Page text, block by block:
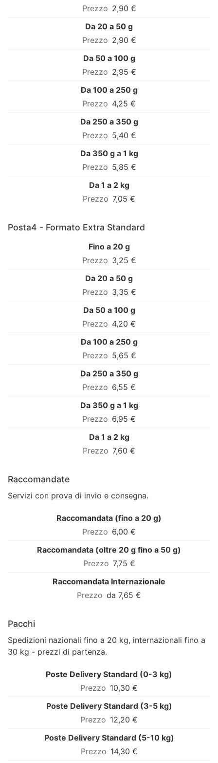
2,90 €
Da 20 a 50 g
2,90 €
Da 50 a 100 g
2,95 €
Da 100 a 250 g
4,25 €
Da 250 a 350 g
5,40 €
Da 350 g a 1 kg
5,85 €
Da 1 a 2 kg
7,05 €
Posta4 - Formato Extra Standard
Fino a 20 g
3,25 €
Da 20 a 50 g
3,35 €
Da 50 a 100 g
4,20 €
Da 100 a 250 g
5,65 €
Da 250 a 350 g
6,55 €
Da 350 g a 1 kg
6,95 €
Da 1 a 2 kg
7,60 €
Raccomandate
Servizi con prova di invio e consegna.
Raccomandata (fino a 20 g)
6,00 €
Raccomandata (oltre 20 g fino a 50 g)
7,75 €
Raccomandata Internazionale
da 7,65 €
Pacchi
Spedizioni nazionali fino a 20 kg, internazionali fino a
30 kg - prezzi di partenza.
Poste Delivery Standard (0-3 kg)
10,30 €
Poste Delivery Standard (3-5 kg)
12,20 €
Poste Delivery Standard (5-10 kg)
14,30 €